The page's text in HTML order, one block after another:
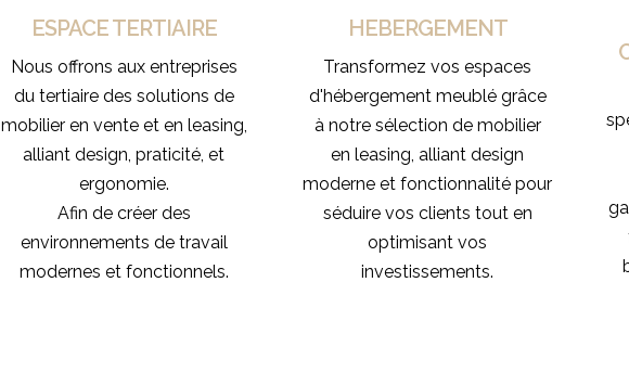
ESPACE TERTIAIRE
Nous offrons aux entreprises
du tertiaire des solutions de
mobilier en vente et en leasing,
alliant design, praticité, et
ergonomie.
Afin de créer des
environnements de travail
modernes et fonctionnels.
HEBERGEMENT
Transformez vos espaces
d'hébergement meublé grâce
à notre sélection de mobilier
en leasing, alliant design
moderne et fonctionnalité pour
séduire vos clients tout en
optimisant vos
investissements.